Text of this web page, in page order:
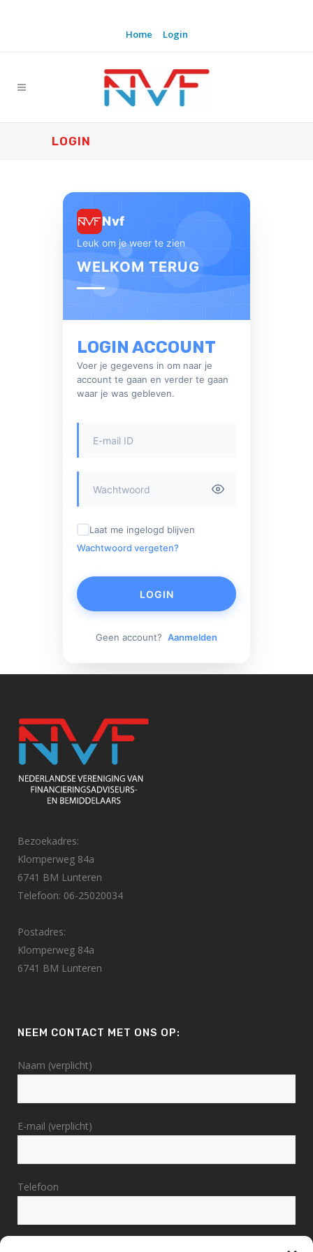
Home Login
LOGIN
Nvf
Leuk om je weer te zien
WELKOM TERUG
LOGIN ACCOUNT
Voer je gegevens in om naar je
account te gaan en verder te gaan
waar je was gebleven.
Laat me ingelogd blijven
Wachtwoord vergeten?
LOGIN
Geen account? Aanmelden
Bezoekadres:
Klomperweg 84a
6741 BM Lunteren
Telefoon: 06-25020034
Postadres:
Klomperweg 84a
6741 BM Lunteren
NEEM CONTACT MET ONS OP:
Naam (verplicht)
E-mail (verplicht)
Telefoon